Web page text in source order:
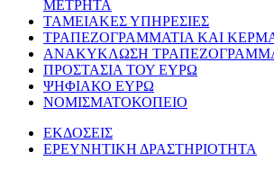
ΜΕΤΡΗΤΑ
ΤΑΜΕΙΑΚΕΣ ΥΠΗΡΕΣΙΕΣ
ΤΡΑΠΕΖΟΓΡΑΜΜΑΤΙΑ ΚΑΙ
ΑΝΑΚΥΚΛΩΣΗ
ΠΡΟΣΤΑΣΙΑ ΤΟΥ ΕΥΡΩ
ΨΗΦΙΑΚΟ ΕΥΡΩ
ΝΟΜΙΣΜΑΤΟΚΟΠΕΙΟ
ΕΚΔΟΣΕΙΣ
ΕΡΕΥΝΗΤΙΚΗ ΔΡΑΣΤΗΡΙΟΤΗΤΑ